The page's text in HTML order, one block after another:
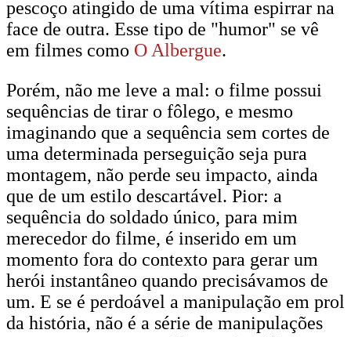
pescoço atingido de uma vítima espirrar na
face de outra. Esse tipo de "humor" se vê
em filmes como O Albergue.
Porém, não me leve a mal: o filme possui
sequências de tirar o fôlego, e mesmo
imaginando que a sequência sem cortes de
uma determinada perseguição seja pura
montagem, não perde seu impacto, ainda
que de um estilo descartável. Pior: a
sequência do soldado único, para mim
merecedor do filme, é inserido em um
momento fora do contexto para gerar um
herói instantâneo quando precisávamos de
um. E se é perdoável a manipulação em prol
da história, não é a série de manipulações